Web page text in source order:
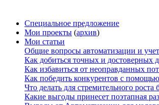
Специальное предложение
Мои проекты (архив)
Мои статьи
Общие вопросы автоматизации и
Как добиться точных и достоверных
Как избавиться от неоправданных
Как победить конкурентов с помощью
Что делать для стремительного роста
Какие выгоды принесет поэтапная